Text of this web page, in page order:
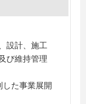
設計、施工
び維持管理
た事業展開